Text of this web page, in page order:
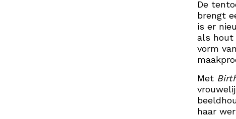
De
brengt
is er
als hout
vorm
Met
haar